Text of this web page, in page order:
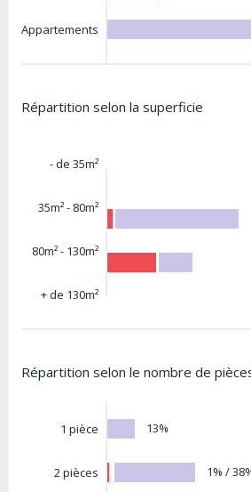
Appartements
Répartition selon la superficie
- de 35m²
35m² - 80m²
80m² - 130m²
+ de 130m²
Répartition selon le nombre de
1 pièce
2 pièces
13%
1% /